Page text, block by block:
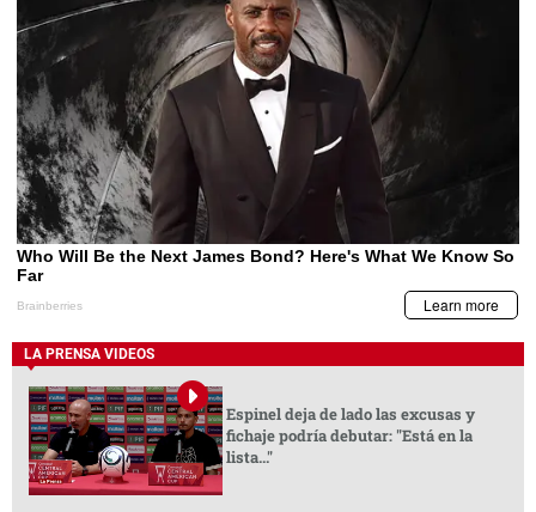
LA PRENSA VIDEOS
Espinel deja de lado las excusas y
fichaje podría debutar: "Está en la
lista..."